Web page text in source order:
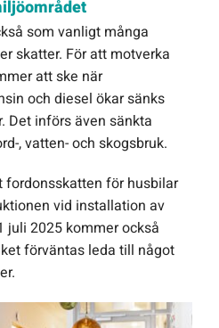
som vanligt många
skatter. För att motverka
att ske när
och diesel ökar sänks
Det införs även sänkta
, vatten- och skogsbruk.
fordonsskatten för husbilar
vid installation av
juli 2025 kommer också
förväntas leda till något